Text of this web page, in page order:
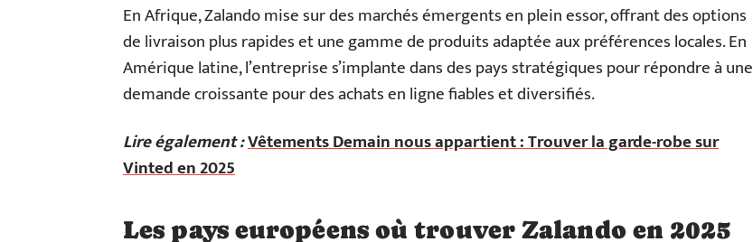
En Afrique, Zalando mise sur des marchés émergents en plein essor, offrant des options
de livraison plus rapides et une gamme de produits adaptée aux préférences locales. En
Amérique latine, l’entreprise s’implante dans des pays stratégiques pour répondre à une
demande croissante pour des achats en ligne fiables et diversifiés.
Lire également :Vêtements Demain nous appartient : Trouver la garde-robe sur
Vinted en 2025
Les pays européens où trouver Zalando en 2025